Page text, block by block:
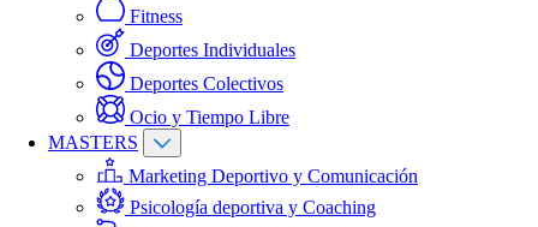
Fitness
Deportes Individuales
Deportes Colectivos
Ocio y Tiempo Libre
MASTERS
Marketing Deportivo y Comunicación
Psicología deportiva y Coaching